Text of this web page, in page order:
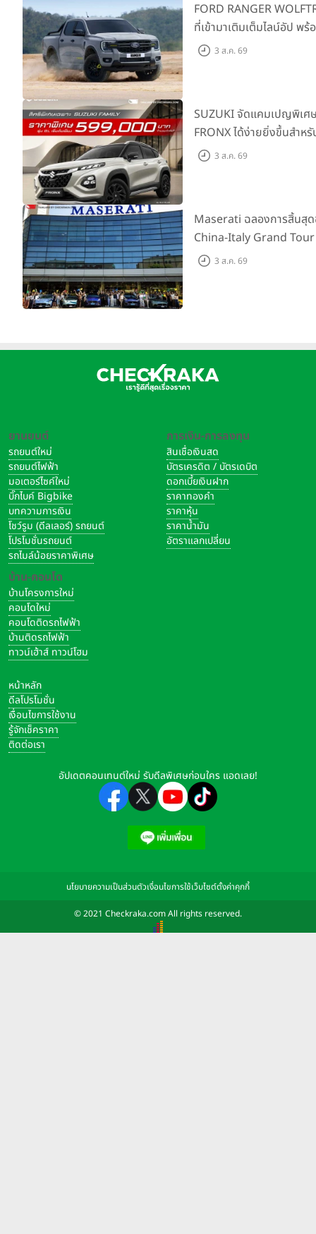
FORD RANGER
ที่เข้ามาเติมเต็มไลน์อัป พ
ผจญภัยด้วยสมรรถนะพร้
3 ส.ค. 69
SUZUKI จัดแคมเปญพิเศษ
FRONX ได้ง่ายยิ่งขึ้นสำห
เริ่มต้น 5.99 แสนบาท จำ
3 ส.ค. 69
Maserati ฉลองการสิ้นสุ
China-Italy Grand
เมืองโมเดนา ประเทศอิตาลี
3 ส.ค. 69
ยานยนต์
รถยนต์ใหม่
รถยนต์ไฟฟ้า
มอเตอร์ไซค์ใหม่
บิ๊กไบค์ Bigbike
บทความการเงิน
โชว์รูม (ดีลเลอร์) รถยนต์
โปรโมชั่นรถยนต์
รถไมล์น้อยราคาพิเศษ
บ้าน-คอนโด
บ้านโครงการใหม่
คอนโดใหม่
คอนโดติดรถไฟฟ้า
บ้านติดรถไฟฟ้า
ทาวน์เฮ้าส์ ทาวน์โฮม
การเงิน-การลงทุน
สินเชื่อเงินสด
บัตรเครดิต / บัตรเดบิต
ดอกเบี้ยเงินฝาก
ราคาทองคำ
ราคาหุ้น
ราคาน้ำมัน
อัตราแลกเปลี่ยน
หน้าหลัก
ดีลโปรโมชั่น
เงื่อนไขการใช้งาน
รู้จักเช็คราคา
ติดต่อเรา
อัปเดตคอนเทนต์ใหม่ รับดีลพิเศษก่อนใคร แอดเลย!
นโยบายความเป็นส่วนตัวเงื่อนไขการใช้เว็บไซต์ตั้งค่าคุกกี้
© 2021 Checkraka.com All rights reserved.